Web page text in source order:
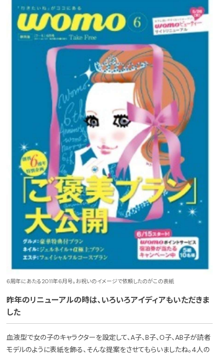
6周年にあたる2011年6月号。お祝いのイメージで依頼したのがこの表紙
昨年のリニューアルの時は、いろいろアイディアもいただきま
した
血液型で女の子のキャラクターを設定して、A子、B子、O子、AB子が読者
モデルのように表紙を飾る、そんな提案をさせてもらいましたね。4人の